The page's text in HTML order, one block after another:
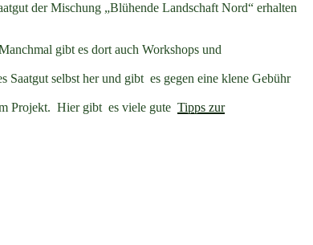
der Mischung „Blühende Landschaft Nord“ erhalten
gibt es dort auch Workshops und
Saatgut selbst her und gibt es gegen eine klene Gebühr
Projekt. Hier gibt es viele gute Tipps zur